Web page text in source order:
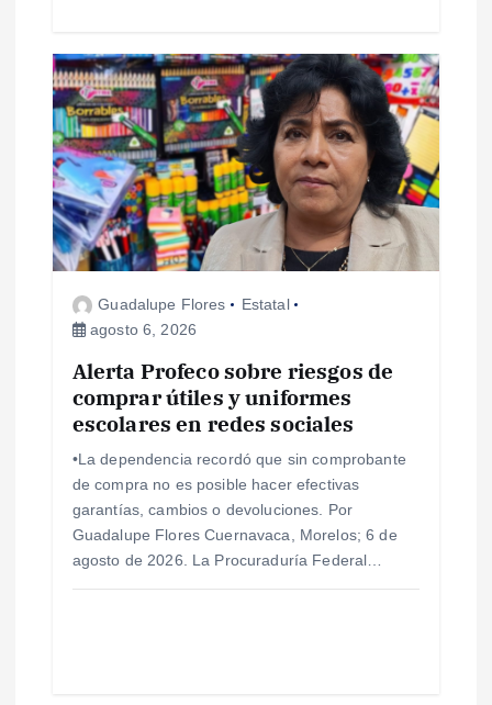
a
s
Guadalupe Flores
Estatal
agosto 6, 2026
Alerta Profeco sobre riesgos de
comprar útiles y uniformes
escolares en redes sociales
•La dependencia recordó que sin comprobante
de compra no es posible hacer efectivas
garantías, cambios o devoluciones. Por
Guadalupe Flores Cuernavaca, Morelos; 6 de
agosto de 2026. La Procuraduría Federal…